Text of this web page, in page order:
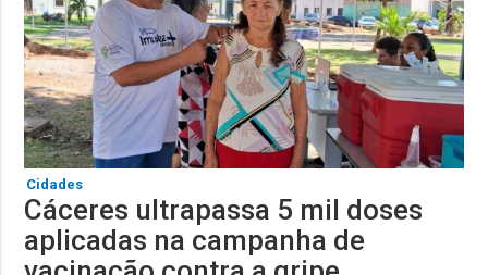
Cidades
Cáceres ultrapassa 5 mil doses
aplicadas na campanha de